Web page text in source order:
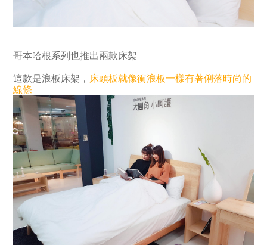
哥本哈根系列也推出兩款床架
這款是浪板床架， 床頭板就像衝浪板一樣有著俐落時尚的
線條